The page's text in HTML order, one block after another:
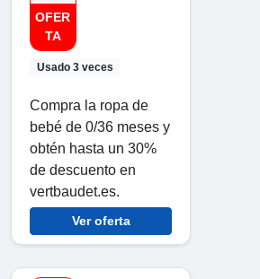
OFER
TA
Usado 3 veces
Compra la ropa de
bebé de 0/36 meses y
obtén hasta un 30%
de descuento en
vertbaudet.es.
Ver oferta